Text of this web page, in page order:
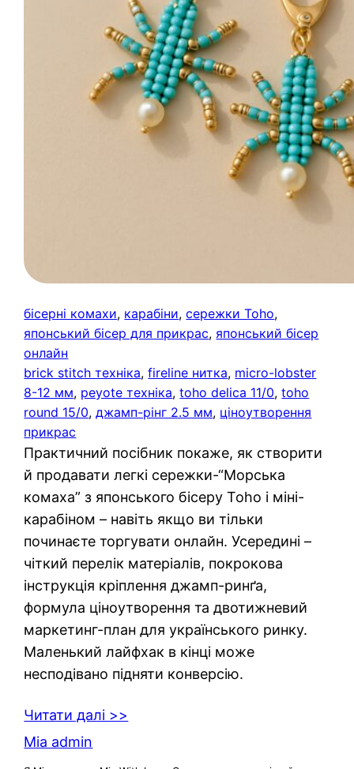
бісерні комахи, карабіни, сережки Toho
японський бісер для прикрас, японський бісер
онлайн
brick stitch техніка, fireline нитка, micro-lobster
8-12 мм, peyote техніка, toho delica 11/0, toho
round 15/0, джамп-рінг 2.5 мм, ціноутворення
прикрас
Практичний посібник покаже, як створити
й продавати легкі сережки-“Морська
комаха” з японського бісеру Toho і міні-
карабіном – навіть якщо ви тільки
починаєте торгувати онлайн. Усередині –
чіткий перелік матеріалів, покрокова
інструкція кріплення джамп-ринґа,
формула ціноутворення та двотижневий
маркетинг-план для українського ринку.
Маленький лайфхак в кінці може
несподівано підняти конверсію.
Читати далі >>
Mia admin